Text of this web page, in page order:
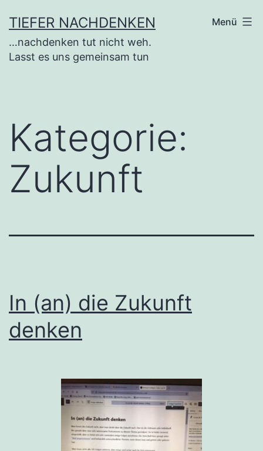
Inhalt
springen
TIEFER NACHDENKEN
…nachdenken tut nicht weh.
Lasst es uns gemeinsam tun
Menü
Kategorie:
Zukunft
In (an) die Zukunft
denken